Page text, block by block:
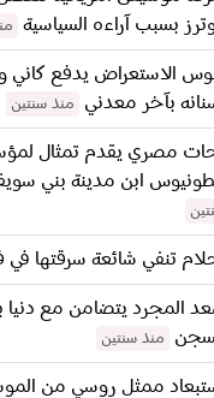
بسبب آراءه السياسية
الاستعراض يدفع كاني
بآخر معدني
منذ سنتين
مصري يقدم تمثال
ابن مدينة بني
تنفي شائعة سرقتها في
المجرد يتضامن مع دنيا
منذ سنتين
ممثل روسي من